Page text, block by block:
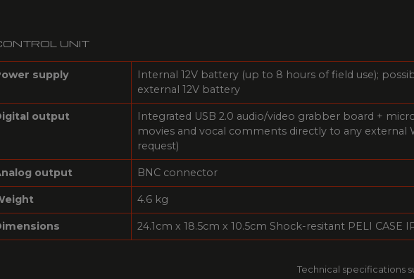
UNIT
supply
Internal 12V battery (up to 8 hours of field use);
external 12V battery
output
Integrated USB 2.0 audio/video grabber board +
movies and vocal comments directly to any external
request)
output BNC connector
4.6 kg
24.1cm x 18.5cm x 10.5cm Shock-resitant PELI CASE
Technical specifications